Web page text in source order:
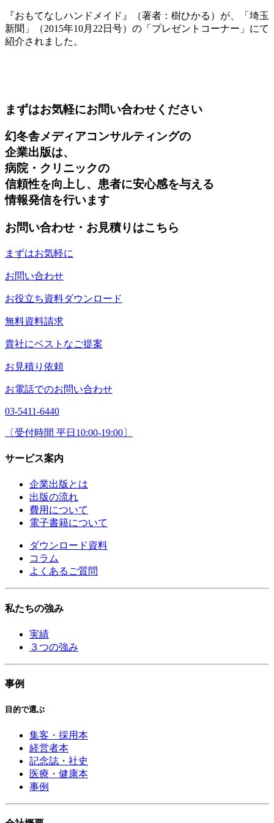
『おもてなしハンドメイド』（著者：樹ひかる）が、「埼玉
新聞」（2015年10月22日号）の「プレゼントコーナー」にて
紹介されました。
まずはお気軽にお問い合わせください
幻冬舎メディアコンサルティングの
企業出版は、
病院・クリニックの
信頼性を向上し、患者に安心感を与える
情報発信を行います
お問い合わせ・お見積りはこちら
まずはお気軽に
お問い合わせ
お役立ち資料ダウンロード
無料資料請求
貴社にベストなご提案
お見積り依頼
お電話でのお問い合わせ
03-5411-6440
〔受付時間 平日10:00-19:00〕
サービス案内
企業出版とは
出版の流れ
費用について
電子書籍について
ダウンロード資料
コラム
よくあるご質問
私たちの強み
実績
３つの強み
事例
目的で選ぶ
集客・採用本
経営者本
記念誌・社史
医療・健康本
事例